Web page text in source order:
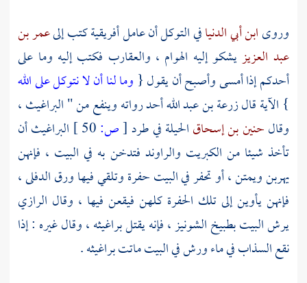
وروىابن أبي الدنيافي التوكل أن عاملأفريقيةكتب إلىعمر بن
عبد العزيزيشكو إليه الهوام ، والعقارب فكتب إليه وما على
أحدكم إذا أمسى وأصبح أن يقول { وما لنا أن لا نتوكل على الله
} الآية قالزرعة بن عبد اللهأحد رواته وينفع من " البراغيث ،
وقالحنين بن إسحاقالحيلة في طرد[ص:
البراغيث أن
تأخذ شيئا من الكبريت والراوند فتدخن به في البيت ، فإنهن
يهربن ويمتن ، أو تحفر في البيت حفرة وتلقي فيها ورق الدفلى ،
فإنهن يأوين إلى تلك الحفرة كلهن فيقعن فيها ، وقال الرازي
يرش البيت بطبيخ الشونيز ، فإنه يقتل براغيثه ، وقال غيره : إذا
نقع السذاب في ماء ورش في البيت ماتت براغيثه .